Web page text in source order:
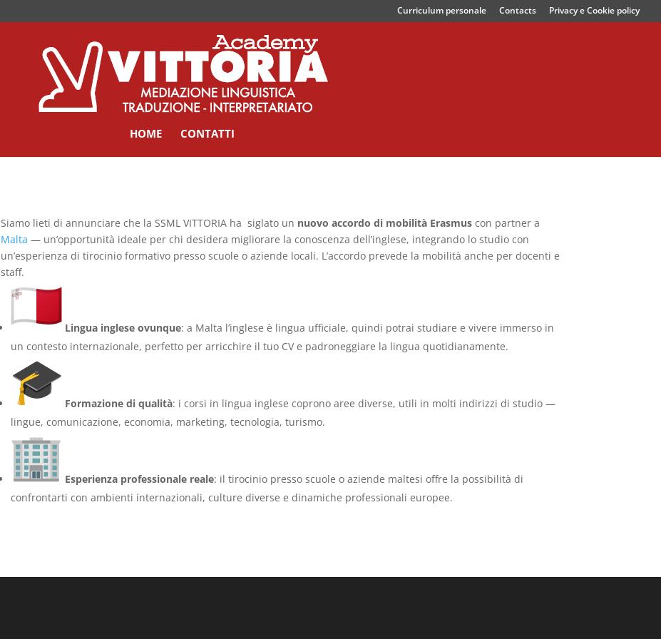
Curriculum personale Contacts Privacy e Cookie policy
HOME CONTATTI
Siamo lieti di annunciare che la SSML VITTORIA ha siglato un nuovo accordo di mobilità Erasmuscon partner a
Malta — un’opportunità ideale per chi desidera migliorare la conoscenza dell’inglese, integrando lo studio con
un’esperienza di tirocinio formativo presso scuole o aziende locali. L’accordo prevede la mobilità anche per docenti e
staff.
Lingua inglese ovunque: a Malta l’inglese è lingua ufficiale, quindi potrai studiare e vivere immerso in
un contesto internazionale, perfetto per arricchire il tuo CV e padroneggiare la lingua quotidianamente.
Formazione di qualità: i corsi in lingua inglese coprono aree diverse, utili in molti indirizzi di studio —
lingue, comunicazione, economia, marketing, tecnologia, turismo.
Esperienza professionale reale: il tirocinio presso scuole o aziende maltesi offre la possibilità di
confrontarti con ambienti internazionali, culture diverse e dinamiche professionali europee.